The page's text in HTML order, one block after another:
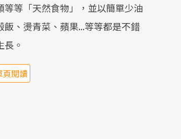
等「天然食物」，並以簡單少油
、燙青菜、蘋果...等等都是不錯
。
頁閱讀